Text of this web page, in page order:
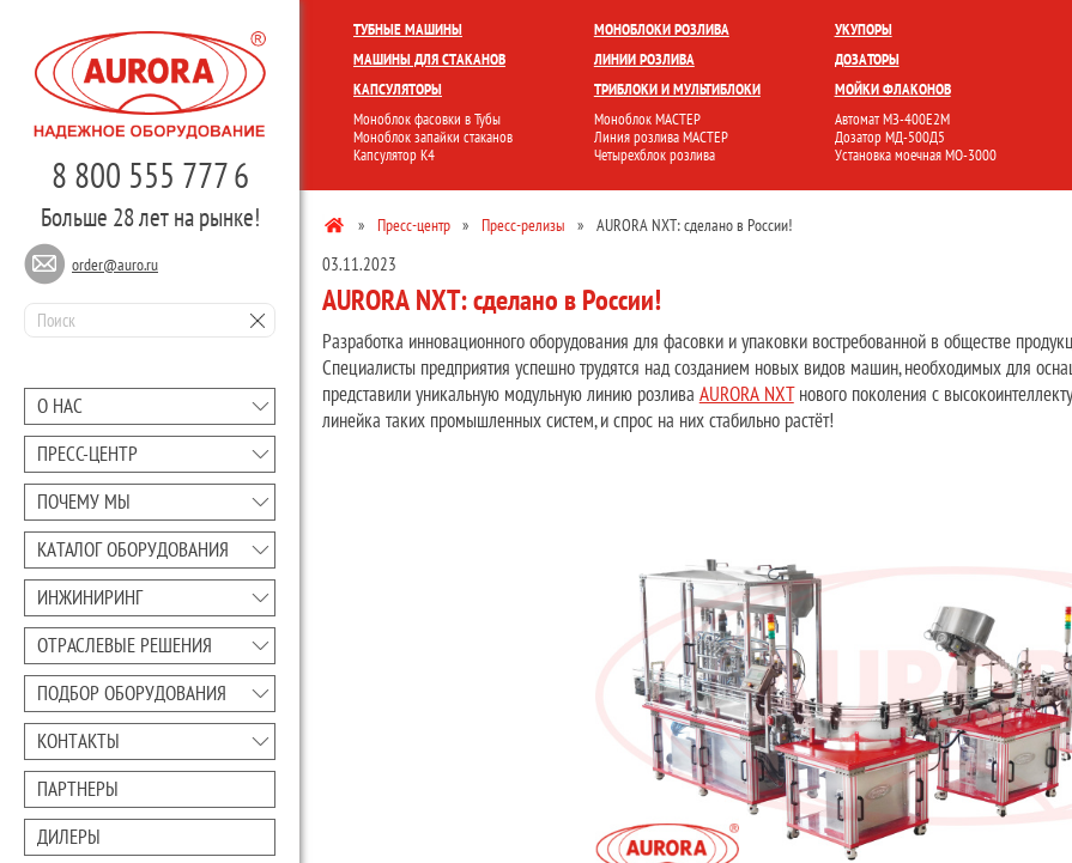
8 800 555 777 6
Больше 28 лет на рынке!
order@auro.ru
О НАС
ПРЕCC-ЦЕНТР
ПОЧЕМУ МЫ
КАТАЛОГ ОБОРУДОВАНИЯ
ИНЖИНИРИНГ
ОТРАСЛЕВЫЕ РЕШЕНИЯ
ПОДБОР ОБОРУДОВАНИЯ
КОНТАКТЫ
ПАРТНЕРЫ
ДИЛЕРЫ
ТУБНЫЕ МАШИНЫ
МАШИНЫ ДЛЯ СТАКАНОВ
КАПСУЛЯТОРЫ
Моноблок фасовки в Тубы
Моноблок запайки стаканов
Капсулятор К4
МОНОБЛОКИ РОЗЛИВА
ЛИНИИ РОЗЛИВА
ТРИБЛОКИ И МУЛЬТИБЛОКИ
Моноблок МАСТЕР
Линия розлива МАСТЕР
Четырехблок розлива
УКУПОРЫ
ДОЗАТОРЫ
МОЙКИ ФЛАКОНОВ
Автомат МЗ-400Е2М
Дозатор МД-500Д5
Установка моечная МО-3000
КОМПЛЕКСНЫЕ ЛИНИИ УКУПОРКА РОЗЛИВ И ФАСОВКА МОЙКА ТАРЫ НАКЛЕЙКА
» Пресс-центр » Пресс-релизы » AURORA NXT: сделано в России!
03.11.2023
AURORA NXT: сделано в России!
Разработка инновационного оборудования для фасовки и упаковки востребованной в обществе
Специалисты предприятия успешно трудятся над созданием новых видов машин, необходимых для
представили уникальную модульную линию розлива AURORA NXTнового поколения с
линейка таких промышленных систем, и спрос на них стабильно растёт!